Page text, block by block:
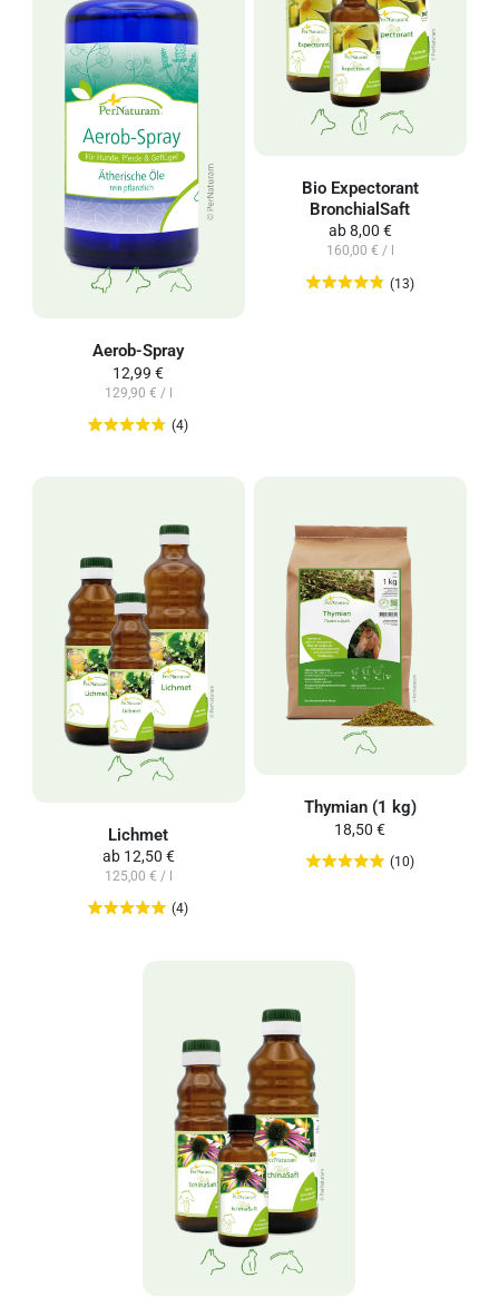
Aerob-Spray
12,99 €
129,90 € / l
(4)
Bio Expectorant
BronchialSaft
ab8,00 €
160,00 € / l
(13)
Lichmet
ab12,50 €
125,00 € / l
(4)
Thymian (1 kg)
18,50 €
(10)